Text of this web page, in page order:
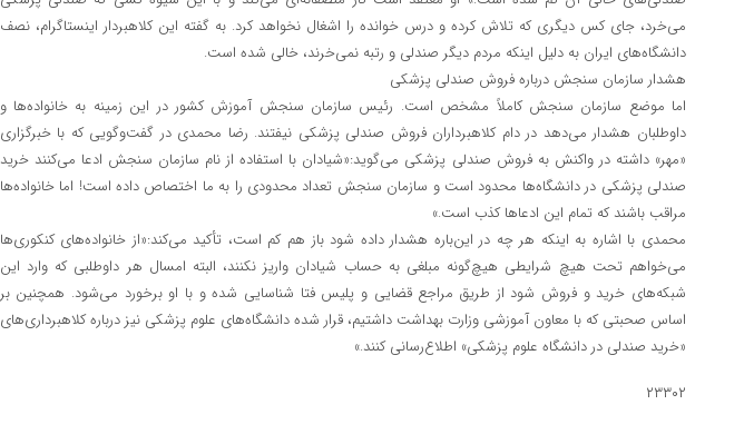
می‌خرد، جای کس دیگری که تلاش کرده و درس خوانده را اشغال نخواهد کرد. به گفته این کلاهبردار اینستاگرام، نصف
دانشگاه‌های ایران به دلیل اینکه مردم دیگر صندلی و رتبه نمی‌خرند، خالی شده است.
هشدار سازمان سنجش درباره فروش صندلی پزشکی
اما موضع سازمان سنجش کاملاً مشخص است. رئیس سازمان سنجش آموزش کشور در این زمینه به خانواده‌ها و
داوطلبان هشدار می‌دهد در دام کلاهبرداران فروش صندلی پزشکی نیفتند. رضا محمدی در گفت‌وگویی که با خبرگزاری
«مهر» داشته در واکنش به فروش صندلی پزشکی می‌گوید:«شیادان با استفاده از نام سازمان سنجش ادعا می‌کنند خرید
صندلی پزشکی در دانشگاه‌ها محدود است و سازمان سنجش تعداد محدودی را به ما اختصاص داده است! اما خانواده‌ها
مراقب باشند که تمام این ادعاها کذب است.»
محمدی با اشاره به اینکه هر چه در این‌باره هشدار داده شود باز هم کم است، تأکید می‌کند:«از خانواده‌های کنکوری‌ها
می‌خواهم تحت هیچ شرایطی هیچ‌گونه مبلغی به حساب شیادان واریز نکنند، البته امسال هر داوطلبی که وارد این
شبکه‌های خرید و فروش شود از طریق مراجع قضایی و پلیس فتا شناسایی شده و با او برخورد می‌شود. همچنین بر
اساس صحبتی که با معاون آموزشی وزارت بهداشت داشتیم، قرار شده دانشگاه‌های علوم پزشکی نیز درباره کلاهبرداری‌های
«خرید صندلی در دانشگاه علوم پزشکی» اطلاع‌رسانی کنند.»
۲۳۳۰۲